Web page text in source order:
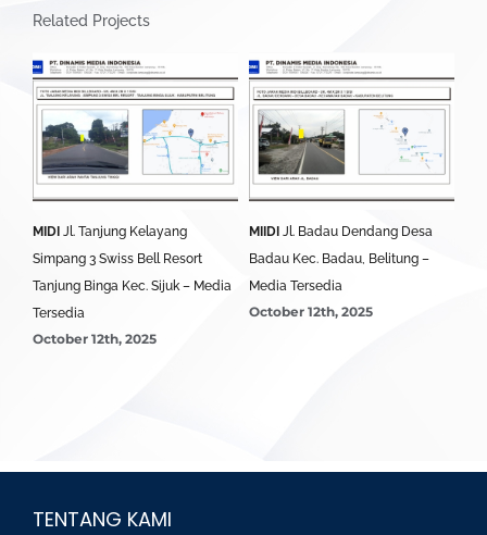
Related Projects
MIDI Jl. Tanjung Kelayang
Simpang 3 Swiss Bell Resort
Tanjung Binga Kec. Sijuk – Media
Tersedia
October 12th, 2025
MIIDI Jl. Badau Dendang Desa
Badau Kec. Badau, Belitung –
Media Tersedia
October 12th, 2025
TENTANG KAMI